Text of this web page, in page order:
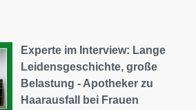
Experte im Interview: Lange
Leidensgeschichte, große
Belastung - Apotheker zu
Haarausfall bei Frauen